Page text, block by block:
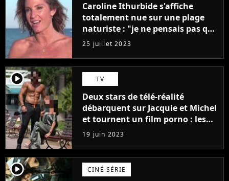
Caroline Ithurbide s'affiche
totalement nue sur une plage
naturiste : "je ne pensais pas que
j'arriverais à le faire..."
25 juillet 2023
player2 TV
Deux stars de télé-réalité
débarquent sur Jacquie et Michel
et tournent un film porno : les
premières images du tournage
(exclu)
19 juin 2023
player2 CINÉ SÉRIE